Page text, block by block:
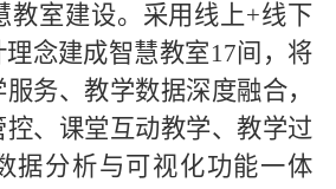
室建设。采用线上+线下
念建成智慧教室17间，将
务、教学数据深度融合，
、课堂互动教学、教学过
据分析与可视化功能一体